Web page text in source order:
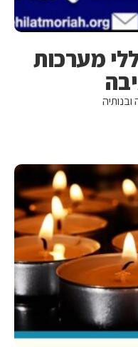
מערכות